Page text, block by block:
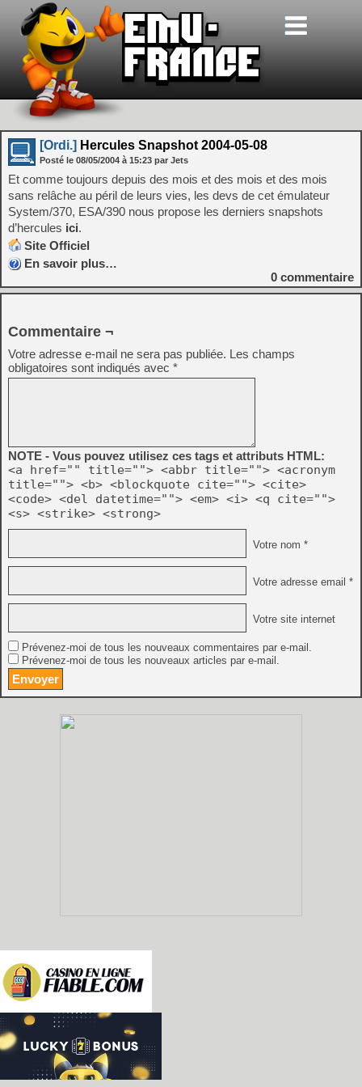
[Ordi.] Hercules Snapshot 2004-05-08
Posté le 08/05/2004 à 15:23 par Jets
Et comme toujours depuis des mois et des mois et des mois
sans relâche au péril de leurs vies, les devs de cet émulateur
System/370, ESA/390 nous propose les derniers snapshots
d’hercules ici.
Site Officiel
En savoir plus…
0 commentaire
Commentaire ¬
Votre adresse e-mail ne sera pas publiée. Les champs
obligatoires sont indiqués avec *
NOTE - Vous pouvez utilisez ces tags et attributs HTML:
<a href="" title=""> <abbr title=""> <acronym
title=""> <b> <blockquote cite=""> <cite>
<code> <del datetime=""> <em> <i> <q cite="">
<s> <strike> <strong>
Votre nom *
Votre adresse email *
Votre site internet
Prévenez-moi de tous les nouveaux commentaires par e-mail.
Prévenez-moi de tous les nouveaux articles par e-mail.